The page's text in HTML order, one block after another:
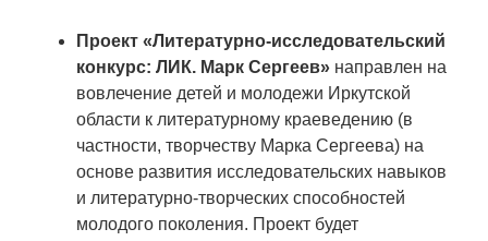
Проект «Литературно-исследовательский
конкурс: ЛИК. Марк Сергеев» направлен на
вовлечение детей и молодежи Иркутской
области к литературному краеведению (в
частности, творчеству Марка Сергеева) на
основе развития исследовательских навыков
и литературно-творческих способностей
молодого поколения. Проект будет